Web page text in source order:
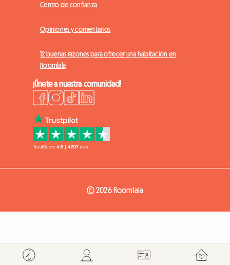
Centro de confianza
Opiniones y comentarios
12 buenas razones para ofrecer una habitación en
Roomlala
¡Únete a nuestra comunidad!
© 2026 Roomlala